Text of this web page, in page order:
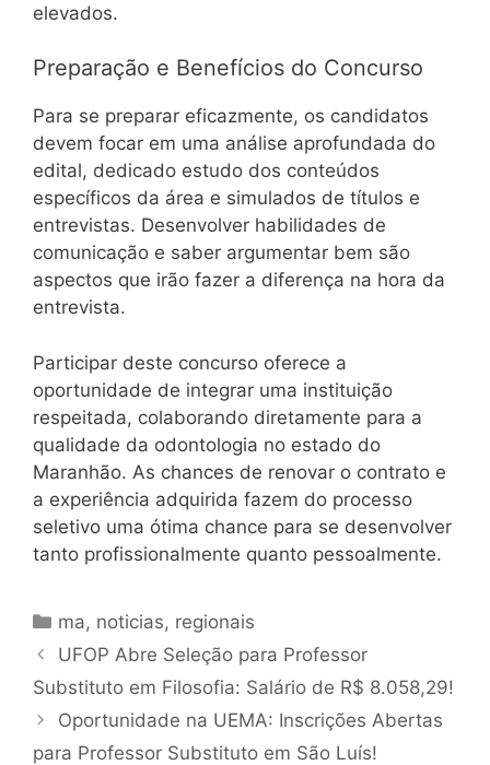
elevados.
Preparação e Benefícios do Concurso
Para se preparar eficazmente, os candidatos
devem focar em uma análise aprofundada do
edital, dedicado estudo dos conteúdos
específicos da área e simulados de títulos e
entrevistas. Desenvolver habilidades de
comunicação e saber argumentar bem são
aspectos que irão fazer a diferença na hora da
entrevista.
Participar deste concurso oferece a
oportunidade de integrar uma instituição
respeitada, colaborando diretamente para a
qualidade da odontologia no estado do
Maranhão. As chances de renovar o contrato e
a experiência adquirida fazem do processo
seletivo uma ótima chance para se desenvolver
tanto profissionalmente quanto pessoalmente.
Categorias
ma, noticias, regionais
UFOP Abre Seleção para Professor
Substituto em Filosofia: Salário de R$ 8.058,29!
Oportunidade na UEMA: Inscrições Abertas
para Professor Substituto em São Luís!